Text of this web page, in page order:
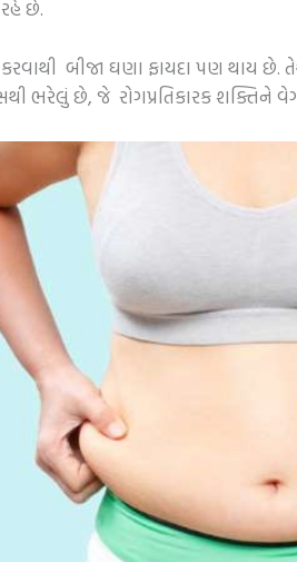
છે.
બીજા ઘણા ફાયદા પણ થાય છે.
ભરેલું છે, જે રોગપ્રતિકારક શક્તિને